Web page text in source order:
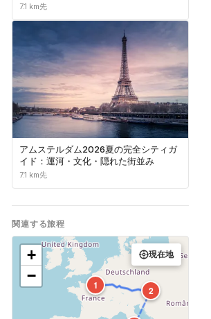
7.1 km先
アムステルダム2026夏の完全シティガ
イド：運河・文化・隠れた街並み
7.1 km先
関連する旅程
1 2
+
−
現在地